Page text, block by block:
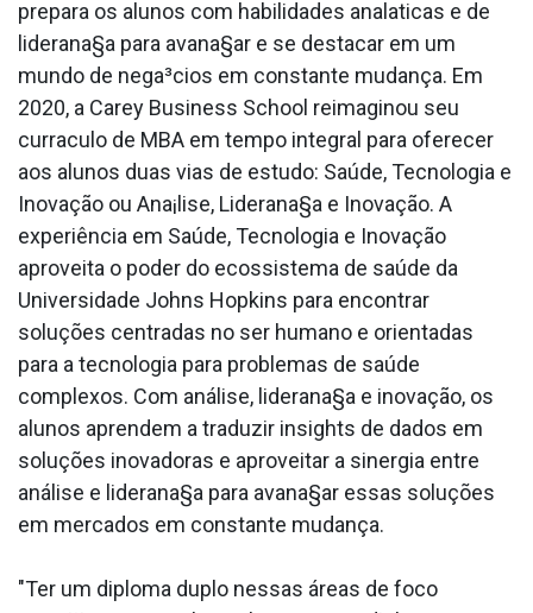
prepara os alunos com habilidades anala­ticas e de
liderana§a para avana§ar e se destacar em um
mundo de nega³cios em constante mudança. Em
2020, a Carey Business School reimaginou seu
curra­culo de MBA em tempo integral para oferecer
aos alunos duas vias de estudo: Saúde, Tecnologia e
Inovação ou Ana¡lise, Liderana§a e Inovação. A
experiência em Saúde, Tecnologia e Inovação
aproveita o poder do ecossistema de saúde da
Universidade Johns Hopkins para encontrar
soluções centradas no ser humano e orientadas
para a tecnologia para problemas de saúde
complexos. Com análise, liderana§a e inovação, os
alunos aprendem a traduzir insights de dados em
soluções inovadoras e aproveitar a sinergia entre
análise e liderana§a para avana§ar essas soluções
em mercados em constante mudança.
"Ter um diploma duplo nessas áreas de foco